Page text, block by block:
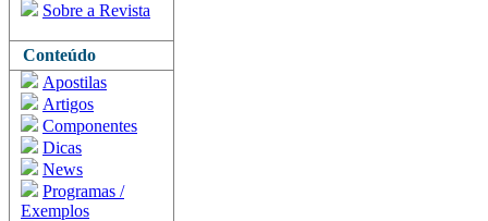
Sobre a Revista
Conteúdo
Apostilas
Artigos
Componentes
Dicas
News
Programas /
Exemplos